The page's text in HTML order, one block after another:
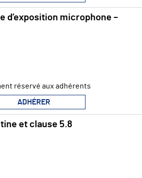
d’exposition microphone –
réservé aux adhérents
ADHÉRER
et clause 5.8